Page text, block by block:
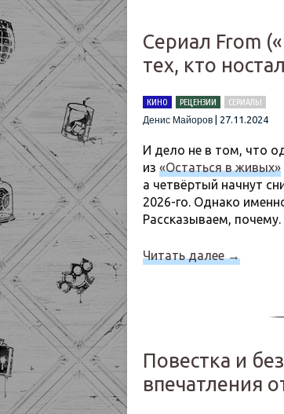
Сериал From
тех, кто
КИНО РЕЦЕНЗИИ
СЕРИАЛЫ
Денис Майоров
27.11.2024
И дело не в том, что
из «Остаться в живых»
а четвёртый начнут
2026-го. Однако
Рассказываем, почему.
Читать далее→
Повестка и
впечатления